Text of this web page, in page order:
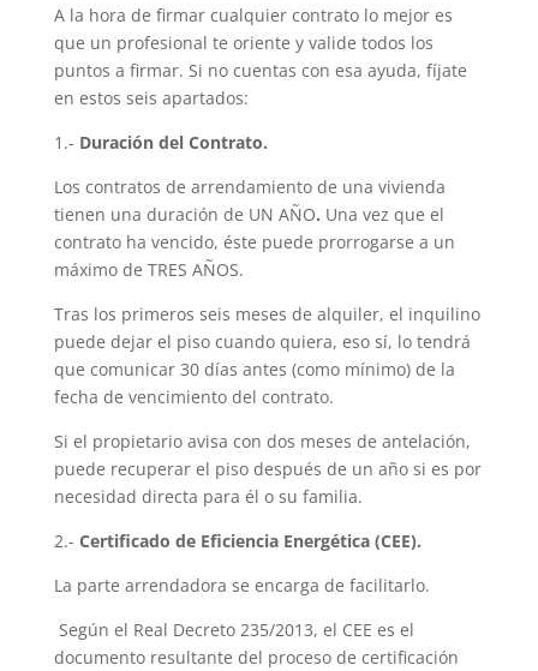
A la hora de firmar cualquier contrato lo mejor es
que un profesional te oriente y valide todos los
puntos a firmar. Si no cuentas con esa ayuda, fíjate
en estos seis apartados:
1.- Duración del Contrato.
Los contratos de arrendamiento de una vivienda
tienen una duración de UN AÑO. Una vez que el
contrato ha vencido, éste puede prorrogarse a un
máximo de TRES AÑOS.
Tras los primeros seis meses de alquiler, el inquilino
puede dejar el piso cuando quiera, eso sí, lo tendrá
que comunicar 30 días antes (como mínimo) de la
fecha de vencimiento del contrato.
Si el propietario avisa con dos meses de antelación,
puede recuperar el piso después de un año si es por
necesidad directa para él o su familia.
2.- Certificado de Eficiencia Energética (CEE).
La parte arrendadora se encarga de facilitarlo.
Según el Real Decreto 235/2013, el CEE es el
documento resultante del proceso de certificación